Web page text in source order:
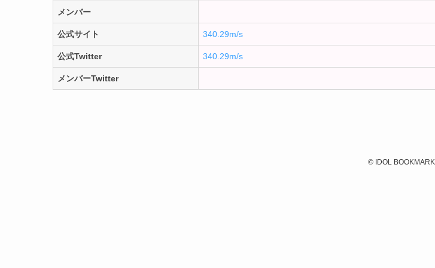
メンバー
公式サイト 340.29m/s
公式Twitter 340.29m/s
メンバーTwitter
©IDOL BOOKMARK.